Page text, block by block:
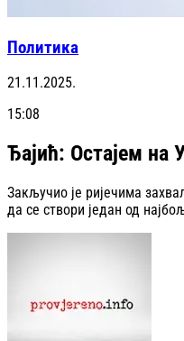
Политика
21.11.2025.
15:08
Ђајић: Остајем на
Закључио је ријечима
да се створи један од